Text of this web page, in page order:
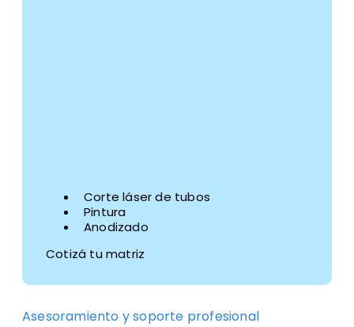
Corte láser de tubos
Pintura
Anodizado
Cotizá tu matriz
Asesoramiento y soporte profesional